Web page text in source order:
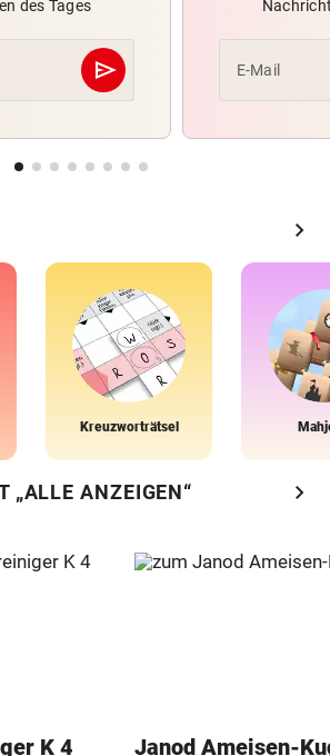
des Tages
send
Abschicken E-Mail
chevron_right
Kreuzworträtsel
„ALLE ANZEIGEN“ chevron_right
K 4 Janod Ameisen-